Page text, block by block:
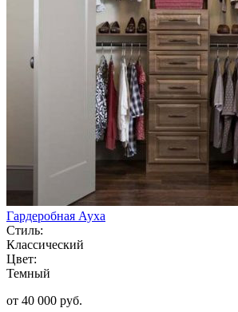
Гардеробная Ауха
Стиль:
Классический
Цвет:
Темный
от 40 000 руб.